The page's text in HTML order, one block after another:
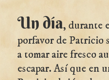
Un día, durante
porfavor de Patricio
a tomar aire fresco
escapar. Así que en